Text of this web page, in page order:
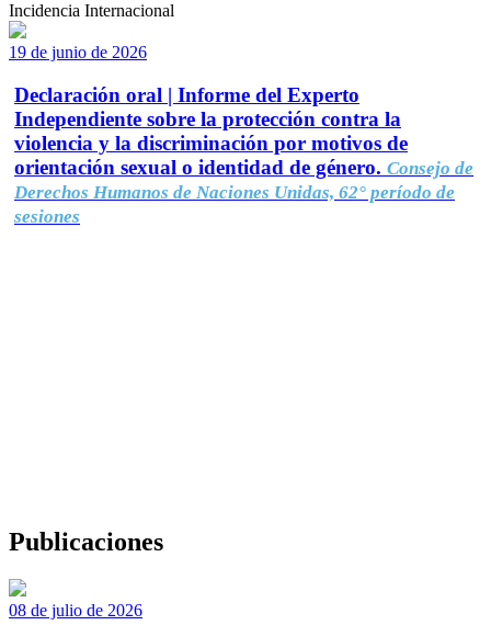
Incidencia Internacional
19 de junio de 2026
Declaración oral | Informe del Experto
Independiente sobre la protección contra la
violencia y la discriminación por motivos de
orientación sexual o identidad de género. Consejo de
Derechos Humanos de Naciones Unidas, 62° período de
sesiones
Publicaciones
08 de julio de 2026